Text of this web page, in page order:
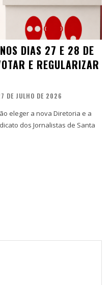
DIAS 27 E 28 DE
E REGULARIZAR
DE JULHO DE 2026
eleger a nova Diretoria e a
dos Jornalistas de Santa